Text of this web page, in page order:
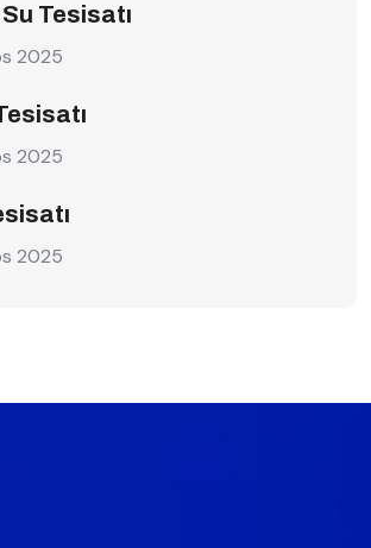
Tesisatı
2025
2025
2025